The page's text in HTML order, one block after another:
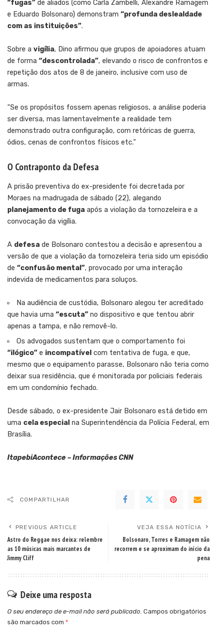
“fugas” de aliados (como Carla Zambelli, Alexandre Ramagem
e Eduardo Bolsonaro) demonstram “profunda deslealdade
com as instituições”.
Sobre a vigília, Dino afirmou que grupos de apoiadores atuam
de forma “descontrolada”, elevando o risco de confrontos e
repetição dos atos de 8 de janeiro, inclusive com uso de
armas.
“Se os propósitos fossem apenas religiosos, a análise poderia
ser diversa, mas lamentavelmente a realidade tem
demonstrado outra configuração, com retóricas de guerra,
ódios, cenas de confrontos físicos etc.”
O Contraponto da Defesa
A prisão preventiva do ex-presidente foi decretada por
Moraes na madrugada de sábado (22), alegando
planejamento de fuga após a violação da tornozeleira e a
convocação da vigília.
A defesa de Bolsonaro contestou a decisão e apresentou a
versão de que a violação da tornozeleira teria sido um episódio
de “confusão mental”, provocado por uma interação
indevida de medicamentos para soluços.
Na audiência de custódia, Bolsonaro alegou ter acreditado
que havia uma “escuta” no dispositivo e que tentou abrir
apenas a tampa, e não removê-lo.
Os advogados sustentam que o comportamento foi
“ilógico” e incompatível com tentativa de fuga, e que,
mesmo que o equipamento parasse, Bolsonaro não teria como
deixar sua residência, que é monitorada por policiais federais
em um condomínio fechado.
Desde sábado, o ex-presidente Jair Bolsonaro está detido em
uma cela especial na Superintendência da Polícia Federal, em
Brasília.
ItapebiAcontece – Informações CNN
COMPARTILHAR
PREVIOUS ARTICLE
Astro do Reggae nos deixa: relembre
as 10 músicas mais marcantes de
Jimmy Cliff
VEJA ESSA NOTÍCIA
Bolsonaro, Torres e Ramagem não
recorrem e se aproximam do início da
pena
Deixe uma resposta
O seu endereço de e-mail não será publicado. Campos obrigatórios
são marcados com *